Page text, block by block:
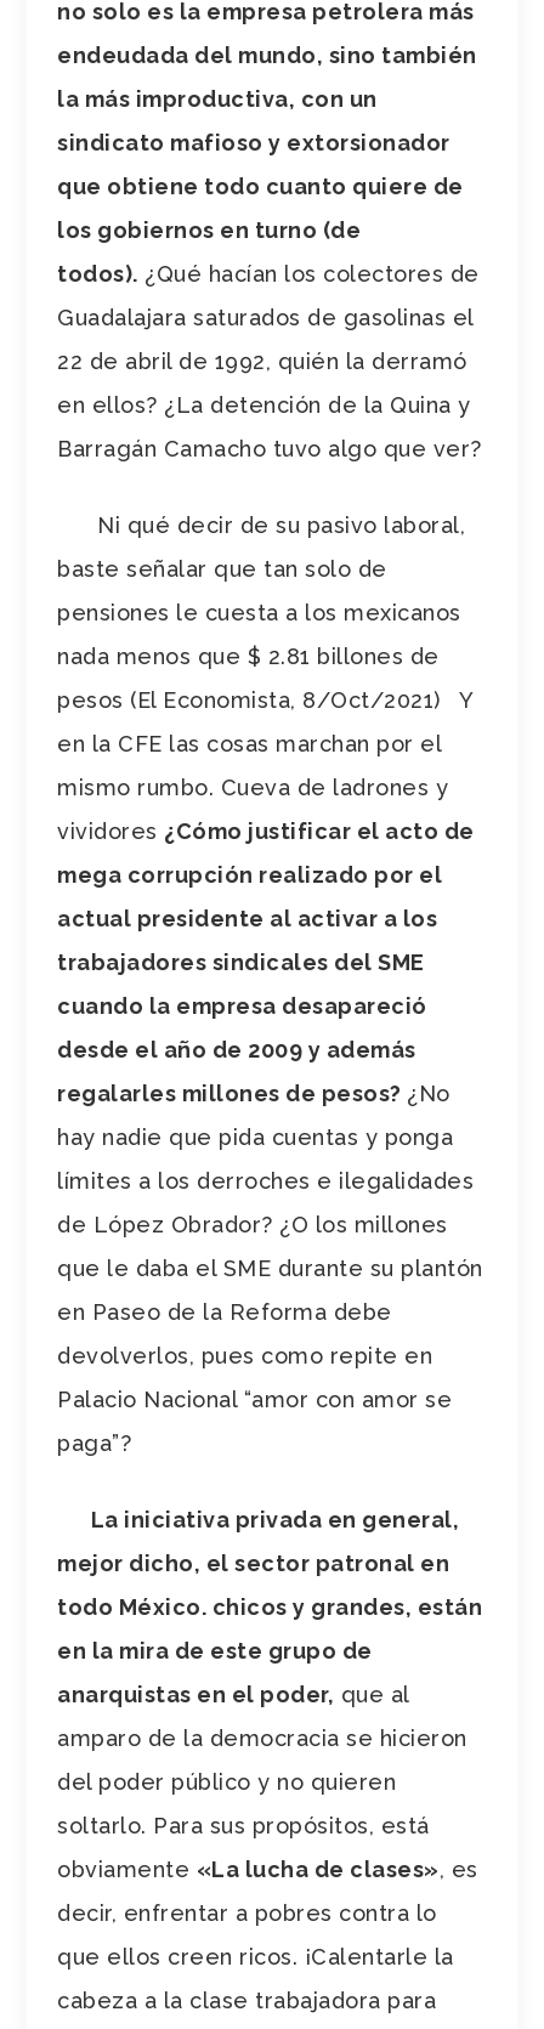
no solo es la empresa petrolera más
endeudada del mundo, sino también
la más improductiva, con un
sindicato mafioso y extorsionador
que obtiene todo cuanto quiere de
los gobiernos en turno (de
todos). ¿Qué hacían los colectores de
Guadalajara saturados de gasolinas el
22 de abril de 1992, quién la derramó
en ellos? ¿La detención de la Quina y
Barragán Camacho tuvo algo que ver?
Ni qué decir de su pasivo laboral,
baste señalar que tan solo de
pensiones le cuesta a los mexicanos
nada menos que $ 2.81 billones de
pesos (El Economista, 8/Oct/2021) Y
en la CFE las cosas marchan por el
mismo rumbo. Cueva de ladrones y
vividores ¿Cómo justificar el acto de
mega corrupción realizado por el
actual presidente al activar a los
trabajadores sindicales del SME
cuando la empresa desapareció
desde el año de 2009 y además
regalarles millones de pesos? ¿No
hay nadie que pida cuentas y ponga
límites a los derroches e ilegalidades
de López Obrador? ¿O los millones
que le daba el SME durante su plantón
en Paseo de la Reforma debe
devolverlos, pues como repite en
Palacio Nacional “amor con amor se
paga”?
La iniciativa privada en general,
mejor dicho, el sector patronal en
todo México. chicos y grandes, están
en la mira de este grupo de
anarquistas en el poder, que al
amparo de la democracia se hicieron
del poder público y no quieren
soltarlo. Para sus propósitos, está
obviamente «La lucha de clases», es
decir, enfrentar a pobres contra lo
que ellos creen ricos. ¡Calentarle la
cabeza a la clase trabajadora para